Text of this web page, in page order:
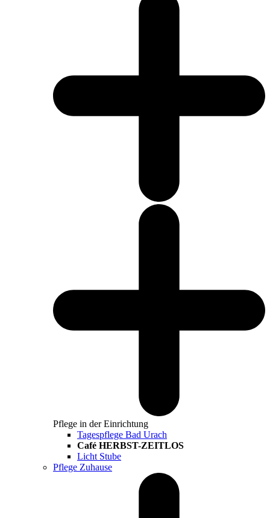
Pflege in der Einrichtung
Tagespflege Bad Urach
Café HERBST-ZEITLOS
Licht Stube
Pflege Zuhause